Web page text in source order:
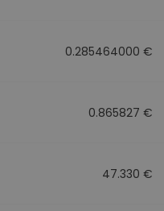
0.285464000 €
0.865827 €
47.330 €